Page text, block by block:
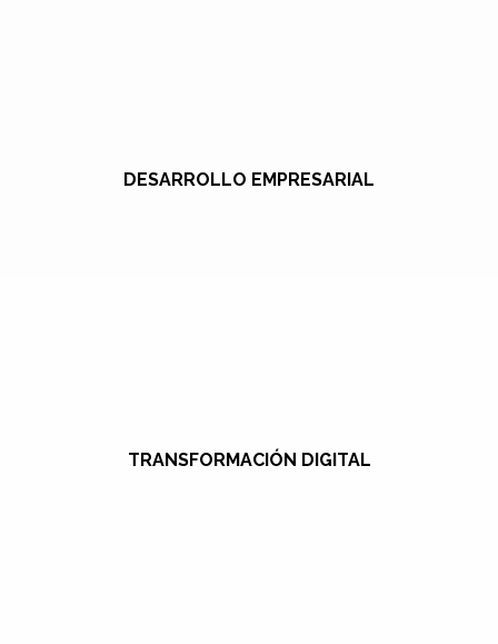
DESARROLLO EMPRESARIAL
TRANSFORMACIÓN DIGITAL